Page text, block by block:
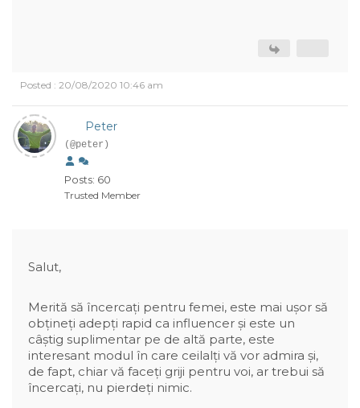
Posted : 20/08/2020 10:46 am
Peter
(@peter)
Posts: 60
Trusted Member
Salut,
Merită să încercați pentru femei, este mai ușor să
obțineți adepți rapid ca influencer și este un
câștig suplimentar pe de altă parte, este
interesant modul în care ceilalți vă vor admira și,
de fapt, chiar vă faceți griji pentru voi, ar trebui să
încercați, nu pierdeți nimic.